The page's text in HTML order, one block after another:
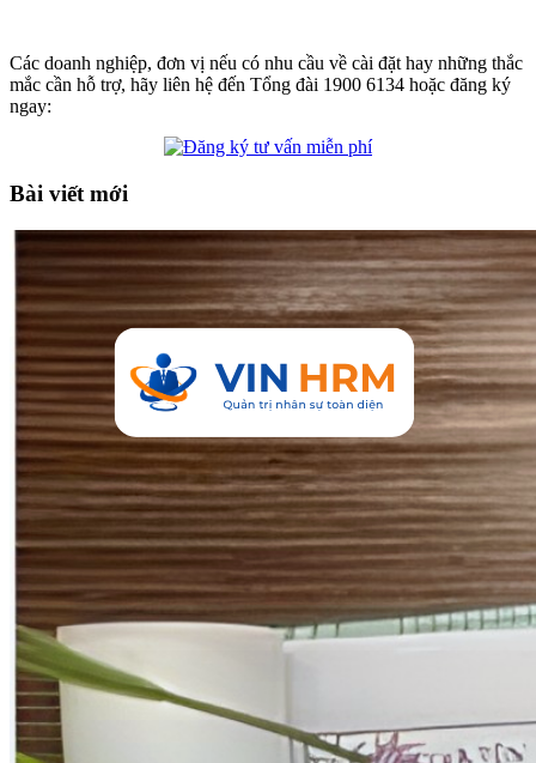
Các doanh nghiệp, đơn vị nếu có nhu cầu về cài đặt hay những thắc
mắc cần hỗ trợ, hãy liên hệ đến Tổng đài 1900 6134 hoặc đăng ký
ngay:
Bài viết mới